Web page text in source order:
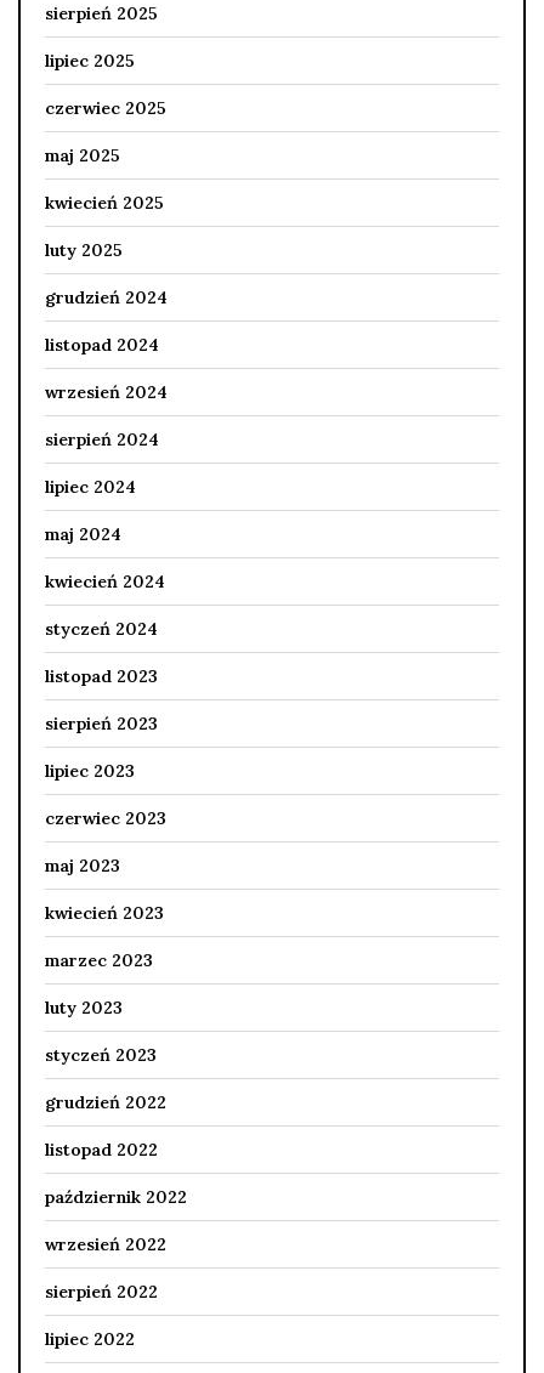
sierpień 2025
lipiec 2025
czerwiec 2025
maj 2025
kwiecień 2025
luty 2025
grudzień 2024
listopad 2024
wrzesień 2024
sierpień 2024
lipiec 2024
maj 2024
kwiecień 2024
styczeń 2024
listopad 2023
sierpień 2023
lipiec 2023
czerwiec 2023
maj 2023
kwiecień 2023
marzec 2023
luty 2023
styczeń 2023
grudzień 2022
listopad 2022
październik 2022
wrzesień 2022
sierpień 2022
lipiec 2022